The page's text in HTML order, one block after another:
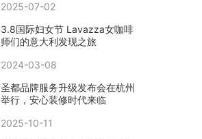
2025-07-02
3.8国际妇女节 Lavazza女咖啡
师们的意大利发现之旅
2024-03-08
圣都品牌服务升级发布会在杭州
举行，安心装修时代来临
2025-10-11